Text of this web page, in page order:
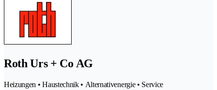
Roth Urs + Co AG
Heizungen • Haustechnik • Alternativenergie • Service